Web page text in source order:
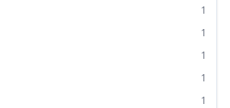
1
1
1
1
1